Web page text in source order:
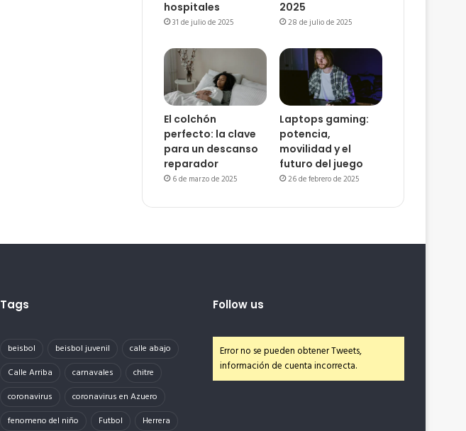
hospitales
31 de julio de 2025
2025
28 de julio de 2025
El colchón
perfecto: la clave
para un descanso
reparador
6 de marzo de 2025
Laptops gaming:
potencia,
movilidad y el
futuro del juego
26 de febrero de 2025
Tags
beisbol beisbol juvenil
calle abajo
Calle Arriba
carnavales
chitre
coronavirus
coronavirus en Azuero
fenomeno del niño
Futbol
Herrera
Follow us
Error no se pueden obtener Tweets,
información de cuenta incorrecta.